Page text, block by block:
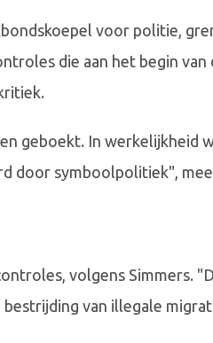
voor politie,
die aan het begin van
geboekt. In werkelijkheid
door symboolpolitiek",
volgens Simmers.
van illegale